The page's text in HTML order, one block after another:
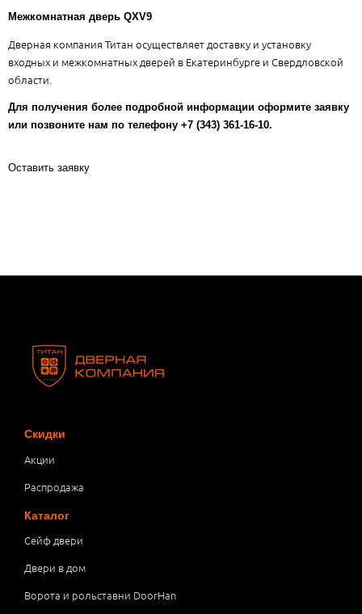
Межкомнатная дверь QXV9
Дверная компания Титан осуществляет доставку и установку
входных и межкомнатных дверей в Екатеринбурге и Свердловской
области.
Для получения более подробной информации оформите заявку
или позвоните нам по телефону +7 (343) 361-16-10.
Оставить заявку
Скидки
Акции
Распродажа
Каталог
Сейф двери
Двери в дом
Ворота и рольставни DoorHan